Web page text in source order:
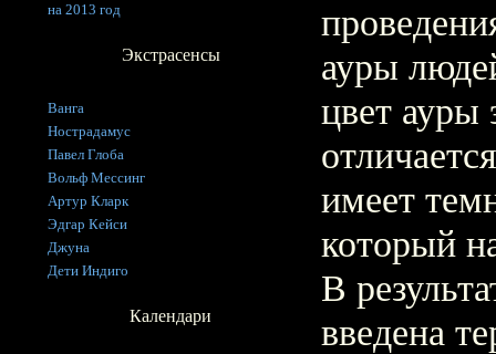
ауры
цвет ауры
имеет
который
В
введена
на 2013 год
Экстрасенсы
Ванга
Нострадамус
Павел Глоба
Вольф Мессинг
Артур Кларк
Эдгар Кейси
Джуна
Дети Индиго
Календари